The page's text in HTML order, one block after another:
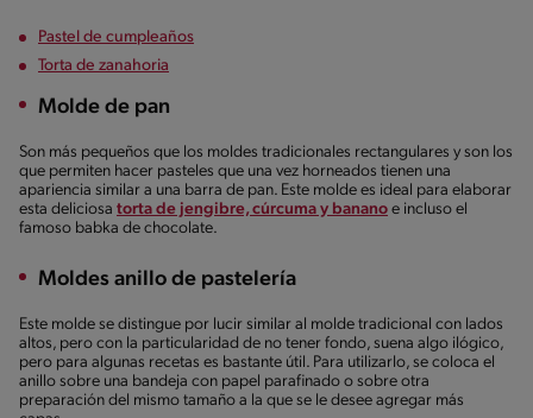
Pastel de cumpleaños
Torta de zanahoria
Molde de pan
Son más pequeños que los moldes tradicionales rectangulares y son los
que permiten hacer pasteles que una vez horneados tienen una
apariencia similar a una barra de pan. Este molde es ideal para elaborar
esta deliciosa torta de jengibre, cúrcuma y banano e incluso el
famoso babka de chocolate.
Moldes anillo de pastelería
Este molde se distingue por lucir similar al molde tradicional con lados
altos, pero con la particularidad de no tener fondo, suena algo ilógico,
pero para algunas recetas es bastante útil. Para utilizarlo, se coloca el
anillo sobre una bandeja con papel parafinado o sobre otra
preparación del mismo tamaño a la que se le desee agregar más